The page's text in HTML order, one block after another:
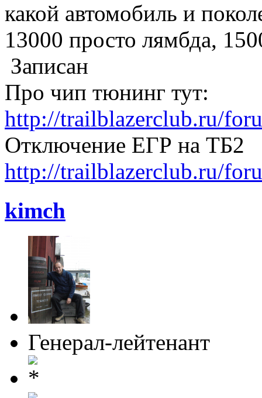
какой автомобиль и
13000 просто лямбда,
Записан
Про чип тюнинг тут:
http://trailblazerclub.ru/
Отключение ЕГР на ТБ2
http://trailblazerclub.ru/
kimch
Генерал-лейтенант